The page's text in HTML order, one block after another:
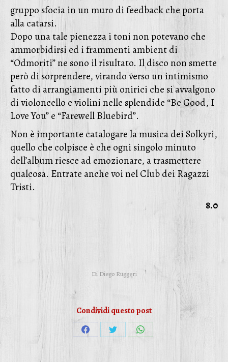
gruppo sfocia in un muro di feedback che porta
alla catarsi.
Dopo una tale pienezza i toni non potevano che
ammorbidirsi ed i frammenti ambient di
“Odmoriti” ne sono il risultato. Il disco non smette
però di sorprendere, virando verso un intimismo
fatto di arrangiamenti più onirici che si avvalgono
di violoncello e violini nelle splendide “Be Good, I
Love You” e “Farewell Bluebird”.
Non è importante catalogare la musica dei Solkyri,
quello che colpisce è che ogni singolo minuto
dell’album riesce ad emozionare, a trasmettere
qualcosa. Entrate anche voi nel Club dei Ragazzi
Tristi.
8.0
Di Diego Ruggeri
Condividi questo post
CondividiCondividiCondividi